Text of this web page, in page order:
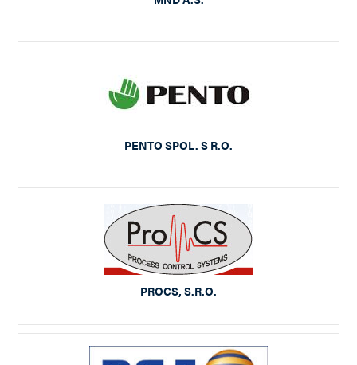
PENTO SPOL. S R.O.
PROCS, S.R.O.